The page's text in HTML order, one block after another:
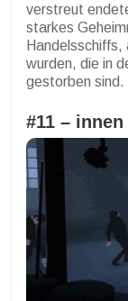
verstreut
starkes
Handelsschiffs,
wurden, die in
gestorben sind.
#11 – innen